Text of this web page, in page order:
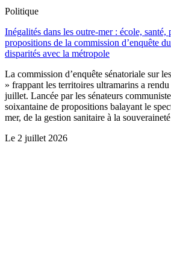
Politique
Inégalités dans les outre-mer : école,
propositions de la commission d’enquête
disparités avec la métropole
La commission d’enquête sénatoriale sur
» frappant les territoires ultramarins a
juillet. Lancée par les sénateurs
soixantaine de propositions balayant le
mer, de la gestion sanitaire à la
Le 2 juillet 2026